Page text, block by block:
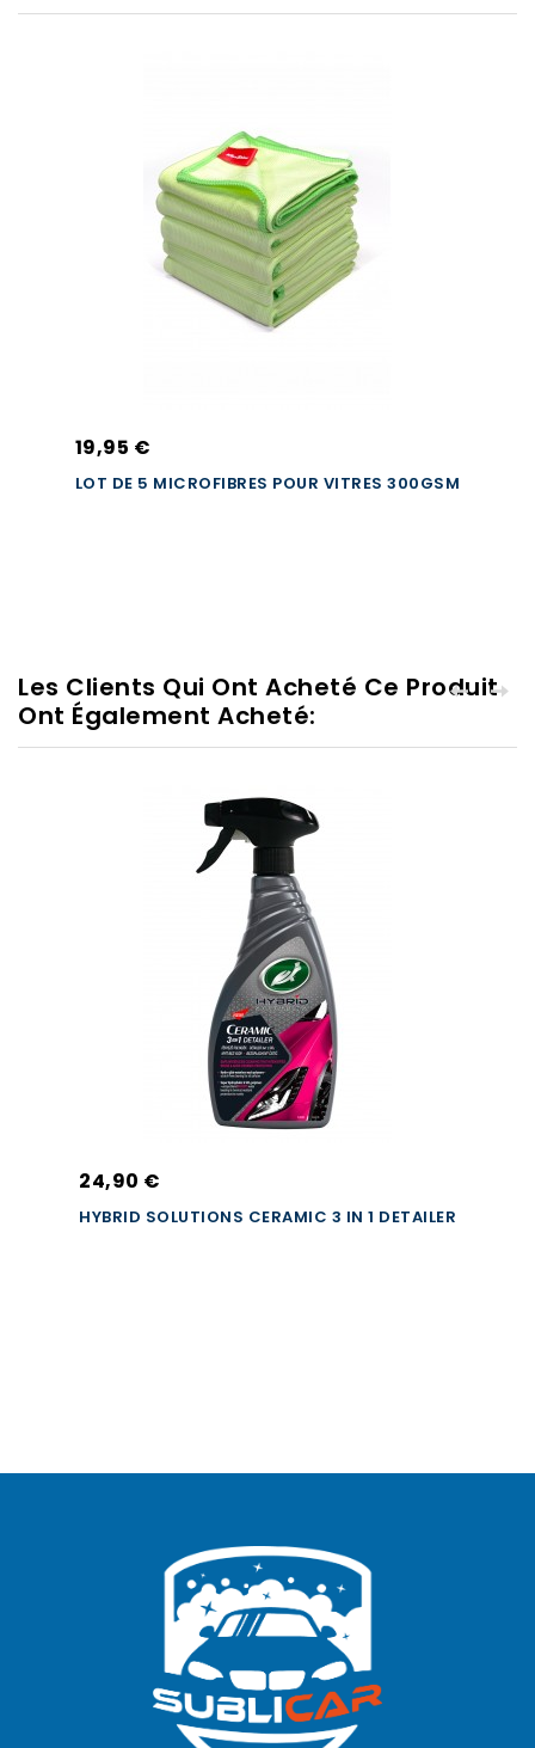
19,95 €
LOT DE 5 MICROFIBRES POUR VITRES 300GSM
Les Clients Qui Ont Acheté Ce Produit
Ont Également Acheté:
24,90 €
HYBRID SOLUTIONS CERAMIC 3 IN 1 DETAILER